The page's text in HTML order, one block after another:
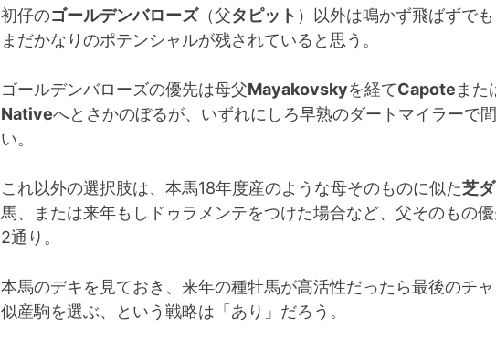
初仔のゴールデンバローズ（父タピット ）以外は鳴かず飛ばずで
まだかなりのポテンシャルが残されていると思う。
ゴールデンバローズの優先は母父Mayakovskyを経てCapote また
Nativeへとさかのぼるが、いずれにしろ早熟のダートマイラーで
い。
これ以外の選択肢は、本馬18年度産のような母そのものに似た芝
馬、または来年もしドゥラメンテをつけた場合など、父そのもの
2通り。
本馬のデキを見ておき、来年の種牡馬が高活性だったら最後のチ
似産駒を選ぶ、という戦略は「あり」だろう。